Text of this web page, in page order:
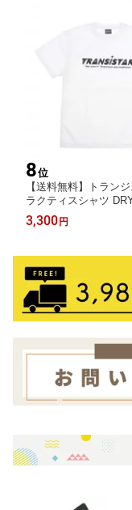
8位
【送料無料】トラン
ラクティスシャツ
R
3,300円